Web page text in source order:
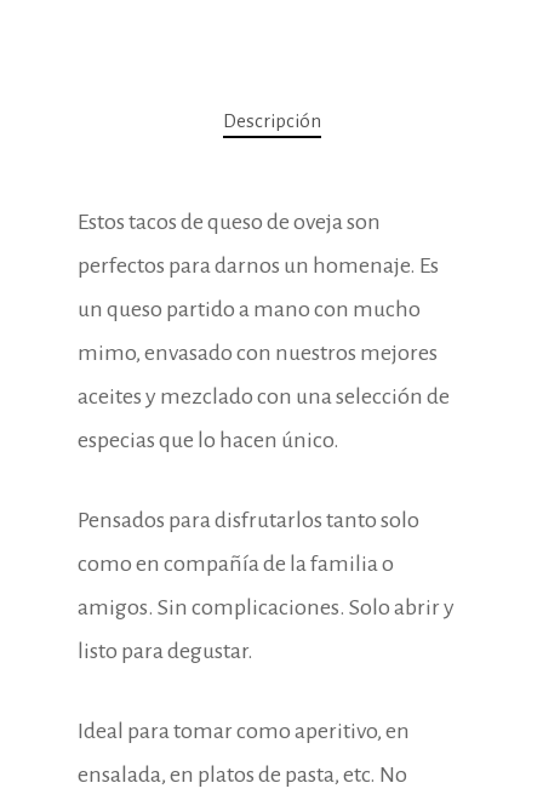
Descripción
Estos tacos de queso de oveja son
perfectos para darnos un homenaje. Es
un queso partido a mano con mucho
mimo, envasado con nuestros mejores
aceites y mezclado con una selección de
especias que lo hacen único.
Pensados para disfrutarlos tanto solo
como en compañía de la familia o
amigos. Sin complicaciones. Solo abrir y
listo para degustar.
Ideal para tomar como aperitivo, en
ensalada, en platos de pasta, etc. No